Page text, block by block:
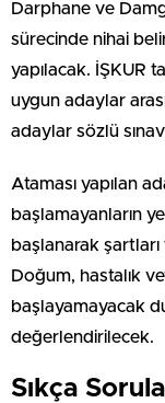
Darphane ve
sürecinde nihai
yapılacak. İŞKUR
uygun adaylar
adaylar sözlü
Ataması yapılan
başlamayanların
başlanarak şartları
Doğum, hastalık
başlayamayacak
değerlendirilecek.
Sıkça